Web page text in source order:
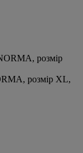
розмір XL,